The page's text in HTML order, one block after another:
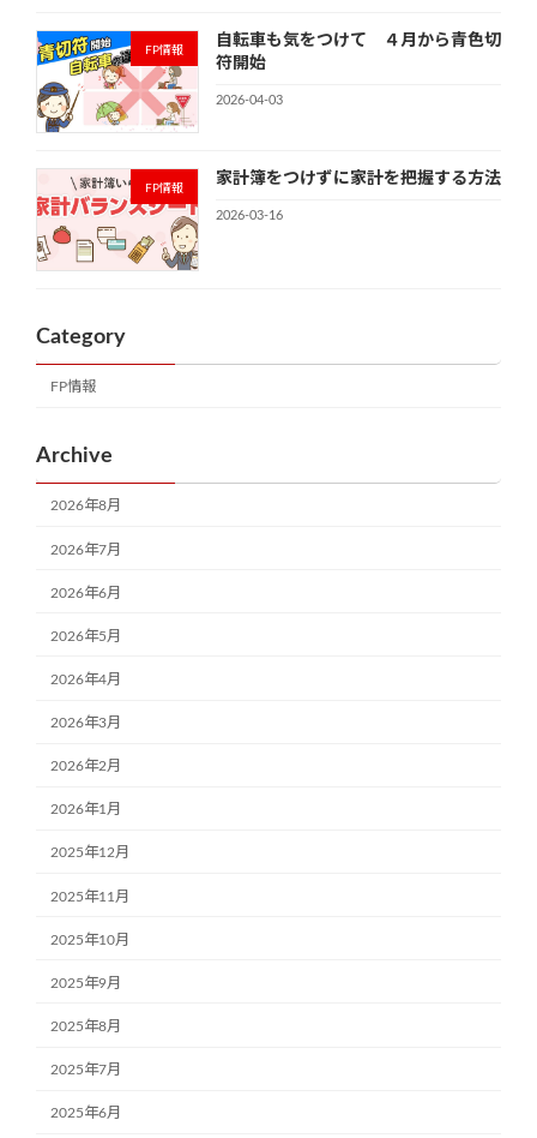
FP情報
自転車も気をつけて ４月から青色切
符開始
2026-04-03
FP情報
家計簿をつけずに家計を把握する方法
2026-03-16
Category
FP情報
Archive
2026年8月
2026年7月
2026年6月
2026年5月
2026年4月
2026年3月
2026年2月
2026年1月
2025年12月
2025年11月
2025年10月
2025年9月
2025年8月
2025年7月
2025年6月